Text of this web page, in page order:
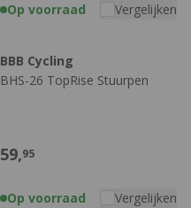
Op voorraad Vergelijken
BBB Cycling
BHS-26 TopRise Stuurpen
59,95
Op voorraad Vergelijken